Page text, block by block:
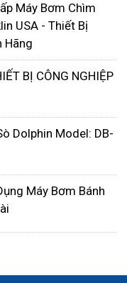
Máy Bơm Chìm
USA - Thiết Bị
Hãng
BỊ CÔNG NGHIỆP
Dolphin Model: DB-
Máy Bơm Bánh